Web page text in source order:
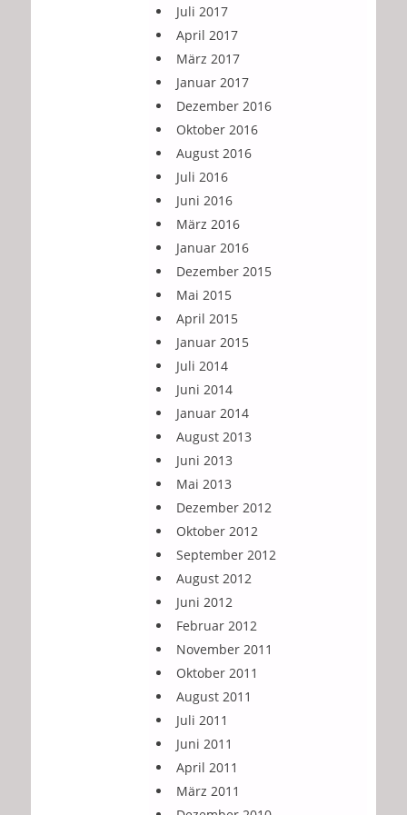
Juli 2017
April 2017
März 2017
Januar 2017
Dezember 2016
Oktober 2016
August 2016
Juli 2016
Juni 2016
März 2016
Januar 2016
Dezember 2015
Mai 2015
April 2015
Januar 2015
Juli 2014
Juni 2014
Januar 2014
August 2013
Juni 2013
Mai 2013
Dezember 2012
Oktober 2012
September 2012
August 2012
Juni 2012
Februar 2012
November 2011
Oktober 2011
August 2011
Juli 2011
Juni 2011
April 2011
März 2011